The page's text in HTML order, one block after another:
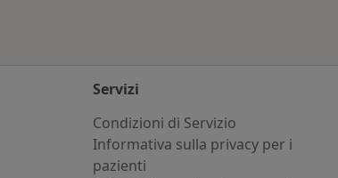
Servizi
Condizioni di Servizio
Informativa sulla privacy per i
pazienti